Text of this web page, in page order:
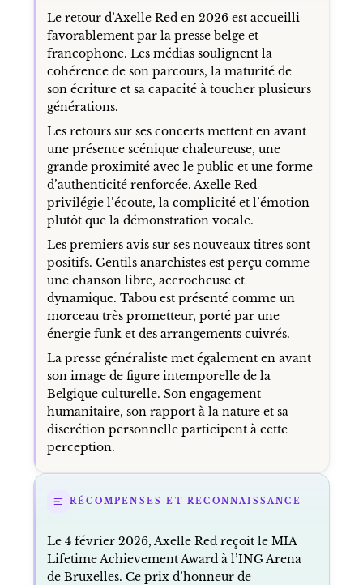
Le retour d’Axelle Red en 2026 est accueilli
favorablement par la presse belge et
francophone. Les médias soulignent la
cohérence de son parcours, la maturité de
son écriture et sa capacité à toucher plusieurs
générations.
Les retours sur ses concerts mettent en avant
une présence scénique chaleureuse, une
grande proximité avec le public et une forme
d’authenticité renforcée. Axelle Red
privilégie l’écoute, la complicité et l’émotion
plutôt que la démonstration vocale.
Les premiers avis sur ses nouveaux titres sont
positifs. Gentils anarchistes est perçu comme
une chanson libre, accrocheuse et
dynamique. Tabou est présenté comme un
morceau très prometteur, porté par une
énergie funk et des arrangements cuivrés.
La presse généraliste met également en avant
son image de figure intemporelle de la
Belgique culturelle. Son engagement
humanitaire, son rapport à la nature et sa
discrétion personnelle participent à cette
perception.
RÉCOMPENSES ET RECONNAISSANCE
Le 4 février 2026, Axelle Red reçoit le MIA
Lifetime Achievement Award à l’ING Arena
de Bruxelles. Ce prix d’honneur de